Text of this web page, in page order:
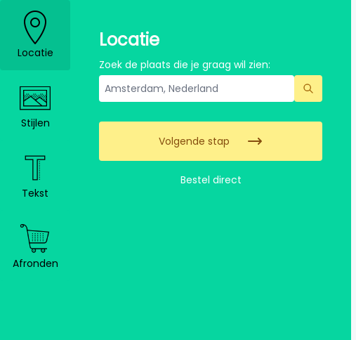
Locatie
Stijlen
Tekst
Afronden
Locatie
Zoek de plaats die je graag wil zien:
Volgende stap
Bestel direct